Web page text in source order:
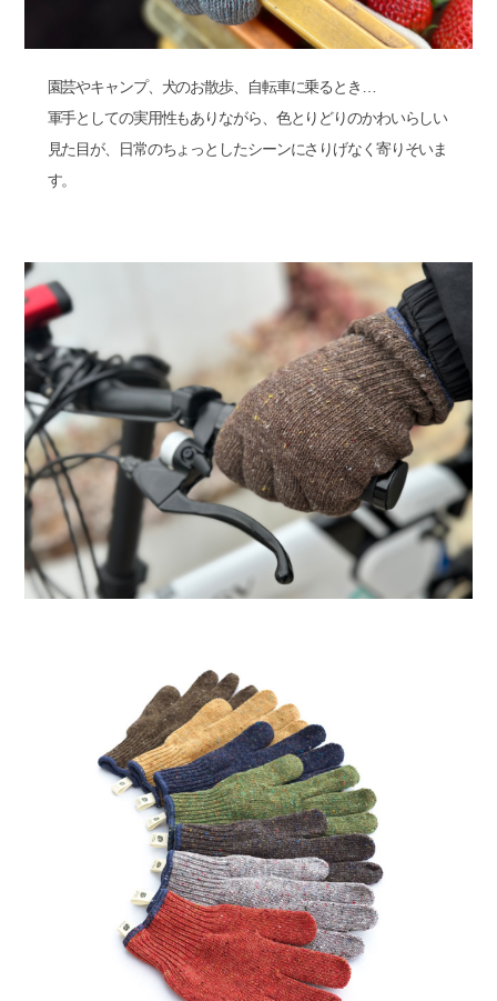
園芸やキャンプ、犬のお散歩、自転車に乗るとき…
軍手としての実用性もありながら、色とりどりのかわいらしい
見た目が、日常のちょっとしたシーンにさりげなく寄りそいま
す。